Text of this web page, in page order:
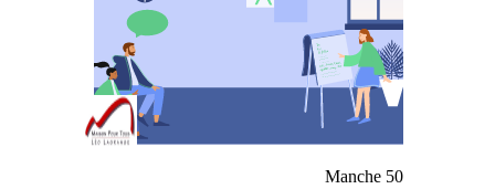
Manche 50